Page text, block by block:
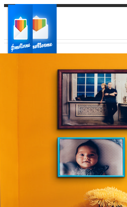
Ваш регион доставки
Выберите из списка: